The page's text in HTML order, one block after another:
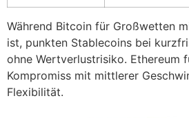
Während Bitcoin für Großwetten
ist, punkten Stablecoins bei
ohne Wertverlustrisiko. Ethereum
Kompromiss mit mittlerer
Flexibilität.